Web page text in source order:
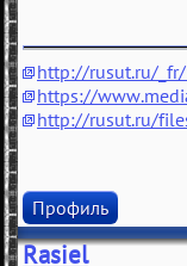
http://rusut.ru/
https://
http://rusut.ru/
Профиль
Rasiel